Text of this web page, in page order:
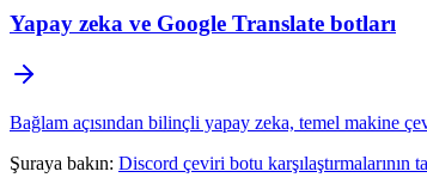
Yapay zeka ve Google Translate botları
Bağlam açısından bilinçli yapay zeka, temel makine
Şuraya bakın: Discord çeviri botu karşılaştırmalarının